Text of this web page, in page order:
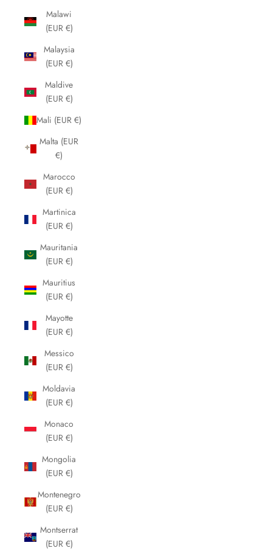
Malawi
(EUR €)
Malaysia
(EUR €)
Maldive
(EUR €)
Mali (EUR €)
Malta (EUR
€)
Marocco
(EUR €)
Martinica
(EUR €)
Mauritania
(EUR €)
Mauritius
(EUR €)
Mayotte
(EUR €)
Messico
(EUR €)
Moldavia
(EUR €)
Monaco
(EUR €)
Mongolia
(EUR €)
Montenegro
(EUR €)
Montserrat
(EUR €)